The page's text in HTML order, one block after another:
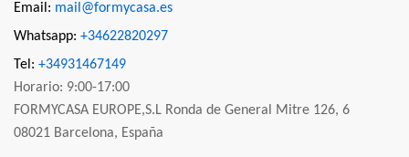
Email: mail@formycasa.es
Whatsapp: +34622820297
Tel: +34931467149
Horario: 9:00-17:00
FORMYCASA EUROPE,S.L Ronda de General Mitre 126, 6
08021 Barcelona, España